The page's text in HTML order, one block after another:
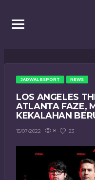
JADWAL ESPORT NEWS
LOS ANGELES
ATLANTA FAZE,
KEKALAHAN
15/07/2022 8 23